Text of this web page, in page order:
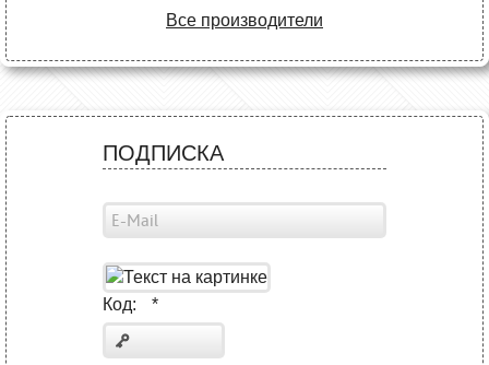
Все производители
ПОДПИСКА
Код: *